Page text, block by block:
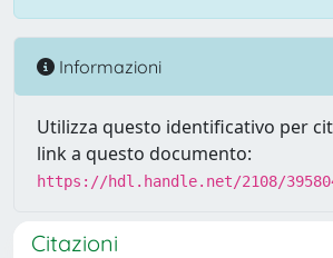
Informazioni
Utilizza questo identificativo per
link a questo documento:
https://hdl.handle.net/2108/
Citazioni